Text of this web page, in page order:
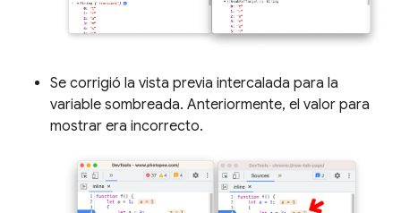
Se corrigió la vista previa intercalada para la
variable sombreada. Anteriormente, el valor para
mostrar era incorrecto.